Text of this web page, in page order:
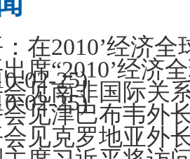
在2010’经济
02-25)
席“2010’经济
02-25)
见南非国际关
见津巴布韦外
见克罗地亚外